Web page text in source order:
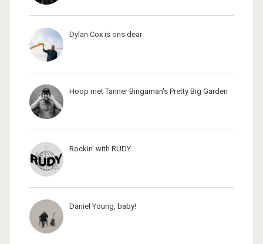
Dylan Cox is ons dear
Hoop met Tanner Bingaman's Pretty Big Garden
Rockin' with RUDY
Daniel Young, baby!